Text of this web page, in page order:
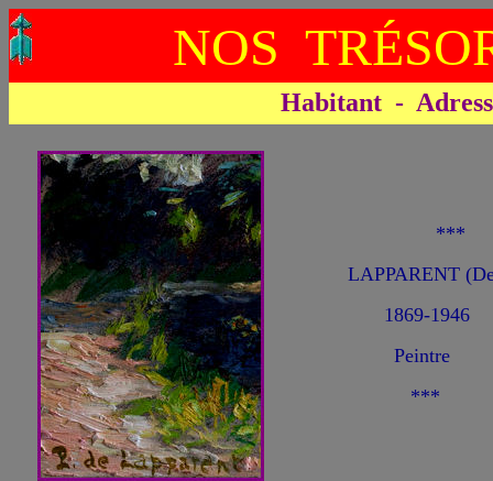
NOS
Habitant -
LAPPARENT
1869-1946
Peintre
***